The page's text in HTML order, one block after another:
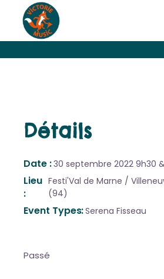
Détails
Date 30 septembre 2022 9h30
Lieu Festi'Val de Marne /
(94)
Event Types Serena Fisseau
Passé